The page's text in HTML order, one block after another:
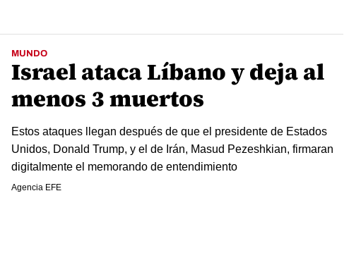
MUNDO
Israel ataca Líbano y deja al
menos 3 muertos
Estos ataques llegan después de que el presidente de Estados
Unidos, Donald Trump, y el de Irán, Masud Pezeshkian, firmaran
digitalmente el memorando de entendimiento
Agencia EFE